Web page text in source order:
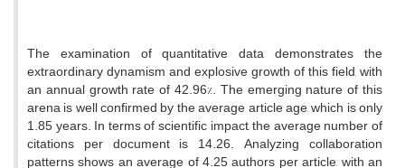
The examination of quantitative data demonstrates the
extraordinary dynamism and explosive growth of this field, with
an annual growth rate of 42.96%. The emerging nature of this
arena is well confirmed by the average article age, which is only
1.85 years. In terms of scientific impact, the average number of
citations per document is 14.26. Analyzing collaboration
patterns shows an average of 4.25 authors per article, with an